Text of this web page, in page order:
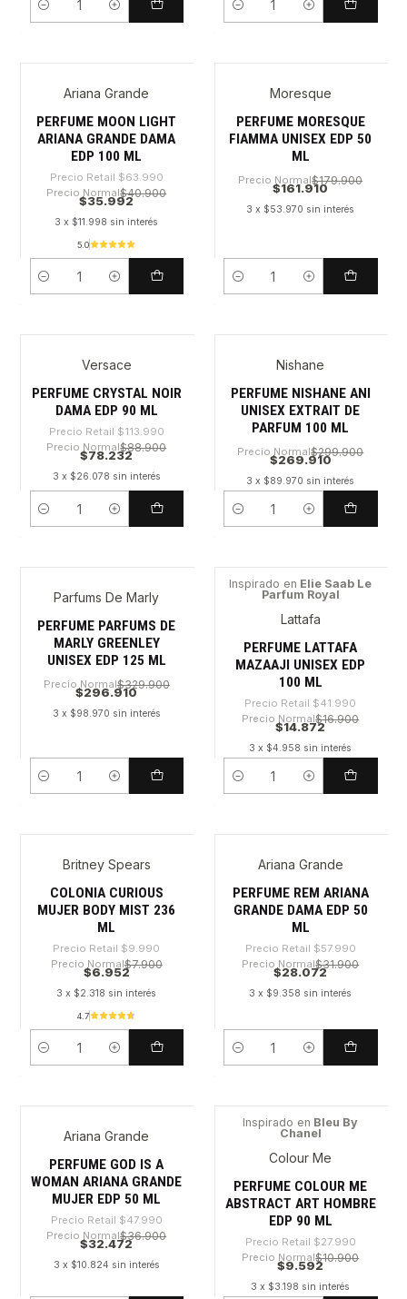
Cantidad Cantidad
-43%Ariana Grande
PERFUME MOON LIGHT
ARIANA GRANDE DAMA
EDP 100 ML
Precio Retail $63.990
Precio Normal$40.900
$35.992
3 x $11.998 sin interés
5.0
Cantidad
Moresque
PERFUME MORESQUE
FIAMMA UNISEX EDP 50
ML
Precio Normal$179.900
$161.910
3 x $53.970 sin interés
Cantidad
Versace
PERFUME CRYSTAL NOIR
DAMA EDP 90 ML
Precio Retail $113.990
Precio Normal$88.900
$78.232
3 x $26.078 sin interés
Cantidad
Nishane
PERFUME NISHANE ANI
UNISEX EXTRAIT DE
PARFUM 100 ML
Precio Normal$299.900
$269.910
3 x $89.970 sin interés
Cantidad
Parfums De Marly
PERFUME PARFUMS DE
MARLY GREENLEY
UNISEX EDP 125 ML
Precio Normal$329.900
$296.910
3 x $98.970 sin interés
Cantidad
Inspirado en Elie Saab Le
Parfum Royal
Lattafa
PERFUME LATTAFA
MAZAAJI UNISEX EDP
100 ML
Precio Retail $41.990
Precio Normal$16.900
$14.872
3 x $4.958 sin interés
Cantidad
-30%Britney Spears
COLONIA CURIOUS
MUJER BODY MIST 236
ML
Precio Retail $9.990
Precio Normal$7.900
$6.952
3 x $2.318 sin interés
4.7
Cantidad
-51%Ariana Grande
PERFUME REM ARIANA
GRANDE DAMA EDP 50
ML
Precio Retail $57.990
Precio Normal$31.900
$28.072
3 x $9.358 sin interés
Cantidad
-32%Ariana Grande
PERFUME GOD IS A
WOMAN ARIANA GRANDE
MUJER EDP 50 ML
Precio Retail $47.990
Precio Normal$36.900
$32.472
3 x $10.824 sin interés
Inspirado en Bleu By
Chanel
Colour Me
PERFUME COLOUR ME
ABSTRACT ART HOMBRE
EDP 90 ML
Precio Retail $27.990
Precio Normal$10.900
$9.592
3 x $3.198 sin interés